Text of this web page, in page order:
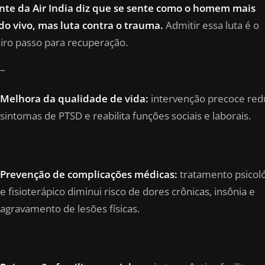
da Air India diz que se sente como o homem mais
vivo, mas luta contra o trauma. Admitir essa luta é o
passo para recuperação.
–
Melhora da qualidade de vida: intervenção precoce
sintomas de PTSD e reabilita funções sociais e laborais.
Prevenção de complicações médicas: tratamento
e fisioterápico diminui risco de dores crônicas, insônia e
agravamento de lesões físicas.